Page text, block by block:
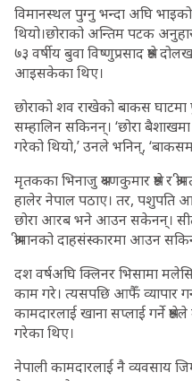
विमानस्थल पुग्नु भन्दा अघि
थियो।छोराको अन्तिम पटक अनुहार
७३ वर्षीय बुवा विष्णुप्रसाद श्रेष्ठ
आइसकेका थिए।
छोराको शव राखेको बाकस
सम्हालिन सकिनन्। ‘छोरा
गरेको थियो,’ उनले भनिन्,
मृतकका भिनाजु श्रवणकुमार श्रेष्ठ र
हालेर नेपाल पठाए। तर, पशुपति
छोरा आरब भने आउन सकेनन्।
श्रीमानको दाहसंस्कारमा आउन
दश वर्षअघि क्लिनर भिसामा
काम गरे। त्यसपछि आफैँ व्यापार
कामदारलाई खाना सप्लाई गर्ने
गरेका थिए।
नेपाली कामदारलाई नै व्यवसाय